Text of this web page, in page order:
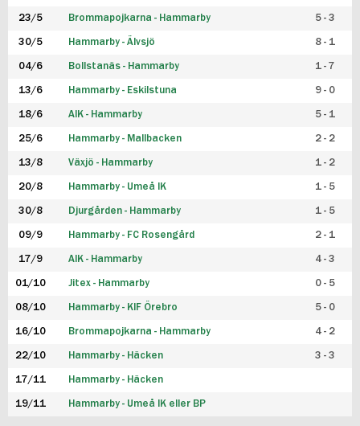
23/5 Brommapojkarna - Hammarby 5 - 3
30/5 Hammarby - Älvsjö 8 - 1
04/6 Bollstanäs - Hammarby 1 - 7
13/6 Hammarby - Eskilstuna 9 - 0
18/6 AIK - Hammarby 5 - 1
25/6 Hammarby - Mallbacken 2 - 2
13/8 Växjö - Hammarby 1 - 2
20/8 Hammarby - Umeå IK 1 - 5
30/8 Djurgården - Hammarby 1 - 5
09/9 Hammarby - FC Rosengård 2 - 1
17/9 AIK - Hammarby 4 - 3
01/10 Jitex - Hammarby 0 - 5
08/10 Hammarby - KIF Örebro 5 - 0
16/10 Brommapojkarna - Hammarby 4 - 2
22/10 Hammarby - Häcken 3 - 3
17/11 Hammarby - Häcken
19/11 Hammarby - Umeå IK eller BP